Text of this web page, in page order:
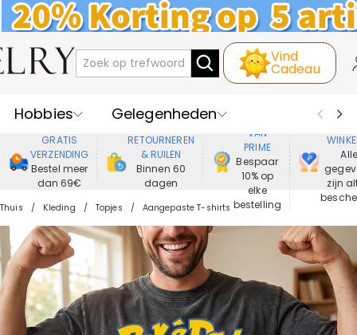
Vind
Cadeau
Hobbies
Gelegenheden
Recipienten
Best Verkochte
Nieuwe
Juwelen
Wonen&Leven
Kleding
GRATIS
VERZENDING
Bestel meer
dan 69€
RETOURNEREN
& RUILEN
Binnen 60
dagen
VAN
PRIME
Bespaar
10% op
elke
bestelling
Alle
zijn
Thuis Kleding Topjes Aangepaste T-shirts